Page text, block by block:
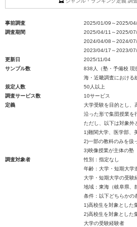
事前調査
2025/01/09～2025/
調査期間
2025/04/11～2025/
2024/04/08～2024/
2023/04/17～2023/
更新日
2025/11/04
サンプル数
838人（塾・予備校 現
海・近畿調査における
規定人数
50人以上
調査サービス数
10サービス
定義
大学受験を目的とし、
沿った形で集団授業を
ただし、以下は対象外
1)難関大学、医学部、
2)一部の教科のみを扱
3)映像授業が主体の塾
調査対象者
性別：指定なし
年齢：大学・短期大学
大学・短期大学の受験
地域：東海（岐阜県、
条件：以下どちらかの
1)高校生を対象とした
2)高校生を対象とした
大学の受験経験者